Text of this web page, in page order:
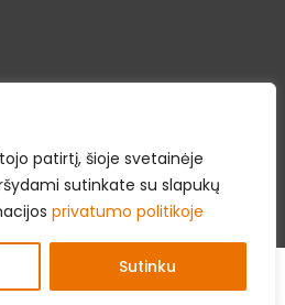
patirtį, šioje svetainėje
sutinkate su slapukų
privatumo politikoje
Sutinku
Visos teisės saugomos